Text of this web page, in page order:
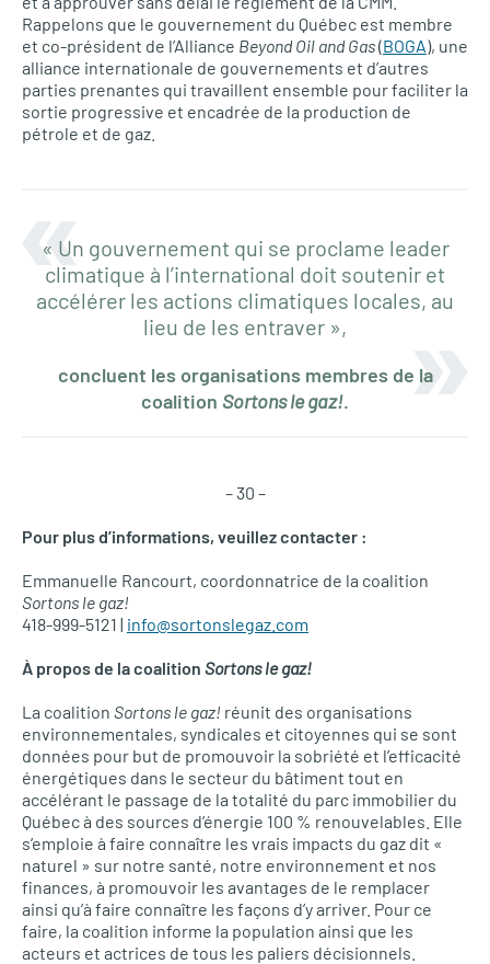
Rappelons que le gouvernement du Québec est membre
et co-président de l’Alliance Beyond Oil and Gas(BOGA), une
alliance internationale de gouvernements et d’autres
parties prenantes qui travaillent ensemble pour faciliter la
sortie progressive et encadrée de la production de
pétrole et de gaz.
« Un gouvernement qui se proclame leader
climatique à l’international doit soutenir et
accélérer les actions climatiques locales, au
lieu de les entraver »,
concluent les organisations membres de la
coalition Sortons le gaz!.
– 30 –
Pour plus d’informations, veuillez contacter :
Emmanuelle Rancourt, coordonnatrice de la coalition
Sortons le gaz!
418-999-5121 | info@sortonslegaz.com
À propos de la coalition Sortons le gaz!
La coalition Sortons le gaz! réunit des organisations
environnementales, syndicales et citoyennes qui se sont
données pour but de promouvoir la sobriété et l’efficacité
énergétiques dans le secteur du bâtiment tout en
accélérant le passage de la totalité du parc immobilier du
Québec à des sources d’énergie 100 % renouvelables. Elle
s’emploie à faire connaître les vrais impacts du gaz dit «
naturel » sur notre santé, notre environnement et nos
finances, à promouvoir les avantages de le remplacer
ainsi qu’à faire connaître les façons d’y arriver. Pour ce
faire, la coalition informe la population ainsi que les
acteurs et actrices de tous les paliers décisionnels.